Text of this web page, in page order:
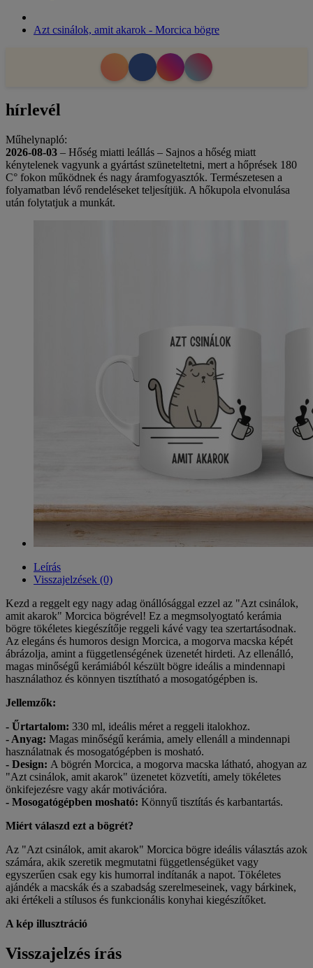
Azt csinálok, amit akarok - Morcica bögre
hírlevél
Műhelynapló:
2026-08-03 – Hőség miatti leállás – Sajnos a hőség miatt
kénytelenek vagyunk a gyártást szüneteltetni, mert a hőprések 180
C° fokon működnek és nagy áramfogyasztók. Természetesen a
folyamatban lévő rendeléseket teljesítjük. A hőkupola elvonulása
után folytatjuk a munkát.
Leírás
Visszajelzések (0)
Kezd a reggelt egy nagy adag önállósággal ezzel az "Azt csinálok,
amit akarok" Morcica bögrével! Ez a megmsolyogtató kerámia
bögre tökéletes kiegészítője reggeli kávé vagy tea szertartásodnak.
Az elegáns és humoros design Morcica, a mogorva macska képét
ábrázolja, amint a függetlenségének üzenetét hirdeti. Az ellenálló,
magas minőségű kerámiából készült bögre ideális a mindennapi
használathoz és könnyen tisztítható a mosogatógépben is.
Jellemzők:
- Űrtartalom: 330 ml, ideális méret a reggeli italokhoz.
- Anyag: Magas minőségű kerámia, amely ellenáll a mindennapi
használatnak és mosogatógépben is mosható.
- Design: A bögrén Morcica, a mogorva macska látható, ahogyan az
"Azt csinálok, amit akarok" üzenetet közvetíti, amely tökéletes
önkifejezésre vagy akár motivációra.
- Mosogatógépben mosható: Könnyű tisztítás és karbantartás.
Miért válaszd ezt a bögrét?
Az "Azt csinálok, amit akarok" Morcica bögre ideális választás azok
számára, akik szeretik megmutatni függetlenségüket vagy
egyszerűen csak egy kis humorral indítanák a napot. Tökéletes
ajándék a macskák és a szabadság szerelmeseinek, vagy bárkinek,
aki értékeli a stílusos és funkcionális konyhai kiegészítőket.
A kép illusztráció
Visszajelzés írás